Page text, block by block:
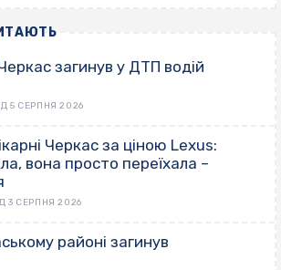
загинув у ДТП водій
5 СЕРПНЯ 2026
Черкас за ціною Lexus:
вона просто переїхала –
3 СЕРПНЯ 2026
районі загинув